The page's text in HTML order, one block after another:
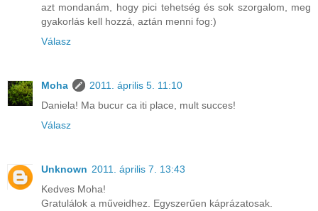
azt mondanám, hogy pici tehetség és sok szorgalom, meg
gyakorlás kell hozzá, aztán menni fog:)
Válasz
Moha
2011. április 5. 11:10
Daniela! Ma bucur ca iti place, mult succes!
Válasz
Unknown 2011. április 7. 13:43
Kedves Moha!
Gratulálok a műveidhez. Egyszerűen káprázatosak.